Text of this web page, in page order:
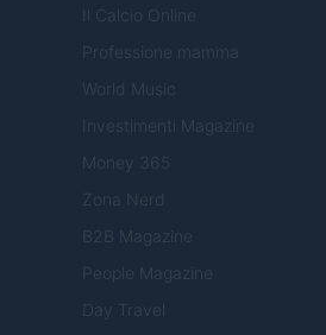
Il Calcio Online
Professione mamma
World Music
Investimenti Magazine
Money 365
Zona Nerd
B2B Magazine
People Magazine
Day Travel